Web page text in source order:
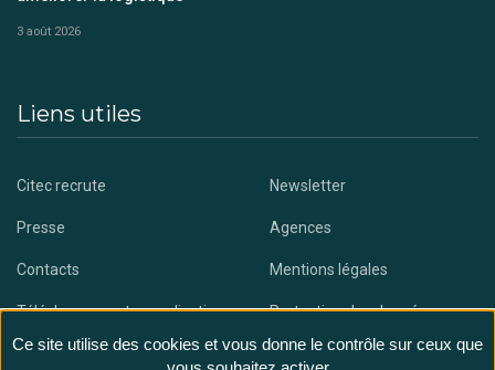
3 août 2026
Liens utiles
Citec recrute Newsletter
Presse Agences
Contacts Mentions légales
Téléchargez notre application Protection des données
Ce site utilise des cookies et vous donne le contrôle sur ceux que